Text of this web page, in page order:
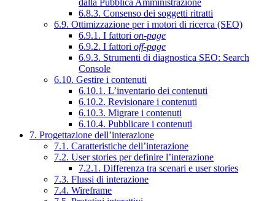
6.8.3. Consenso dei soggetti ritratti
6.9. Ottimizzazione per i motori di ricerca (SEO)
6.9.1. I fattori on-page
6.9.2. I fattori off-page
6.9.3. Strumenti di diagnostica SEO: Search
Console
6.10. Gestire i contenuti
6.10.1. L’inventario dei contenuti
6.10.2. Revisionare i contenuti
6.10.3. Migrare i contenuti
6.10.4. Pubblicare i contenuti
7. Progettazione dell’interazione
7.1. Caratteristiche dell’interazione
7.2. User stories per definire l’interazione
7.2.1. Differenza tra scenari e user stories
7.3. Flussi di interazione
7.4. Wireframe